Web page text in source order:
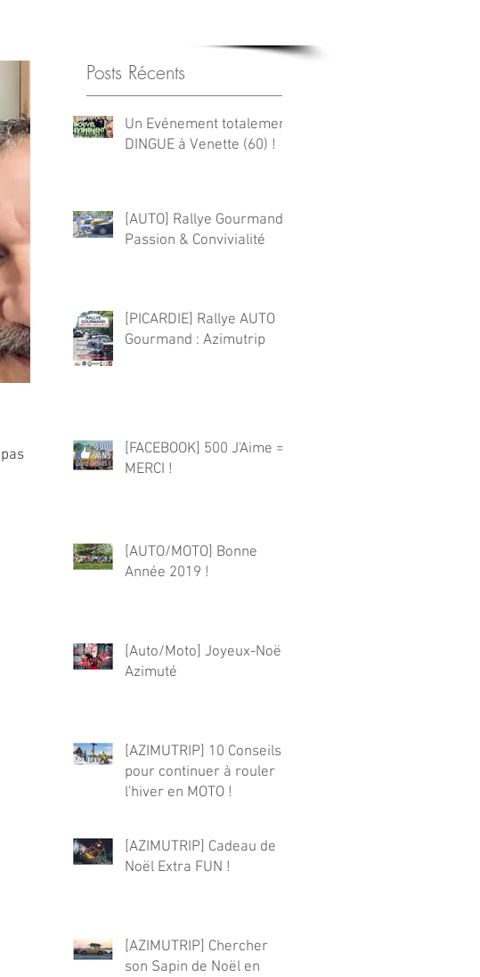
Posts Récents
Un Evénement totalement
DINGUE à Venette (60) !
[AUTO] Rallye Gourmand :
Passion & Convivialité
[PICARDIE] Rallye AUTO
Gourmand : Azimutrip
[FACEBOOK] 500 J'Aime =>
MERCI !
[AUTO/MOTO] Bonne
Année 2019 !
[Auto/Moto] Joyeux-Noël
Azimuté
[AZIMUTRIP] 10 Conseils
pour continuer à rouler
l'hiver en MOTO !
[AZIMUTRIP] Cadeau de
Noël Extra FUN !
[AZIMUTRIP] Chercher
son Sapin de Noël en